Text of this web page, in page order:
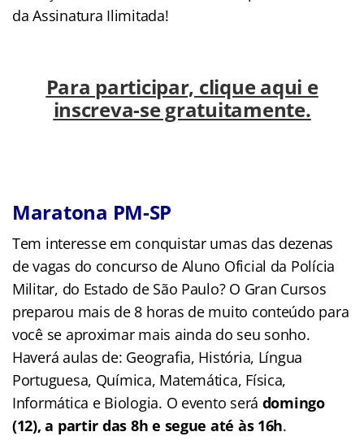
da Assinatura Ilimitada!
Para participar, clique aqui e
inscreva-se gratuitamente.
Maratona PM-SP
Tem interesse em conquistar umas das dezenas
de vagas do concurso de Aluno Oficial da Polícia
Militar, do Estado de São Paulo? O Gran Cursos
preparou mais de 8 horas de muito conteúdo para
você se aproximar mais ainda do seu sonho.
Haverá aulas de: Geografia, História, Língua
Portuguesa, Química, Matemática, Física,
Informática e Biologia. O evento será domingo
(12), a partir das 8h e segue até às 16h.